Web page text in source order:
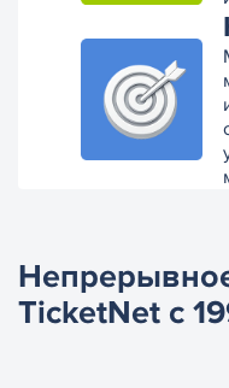
TicketNet с